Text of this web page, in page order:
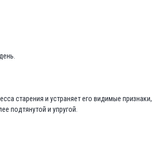
старения и устраняет его видимые признаки,
подтянутой и упругой.